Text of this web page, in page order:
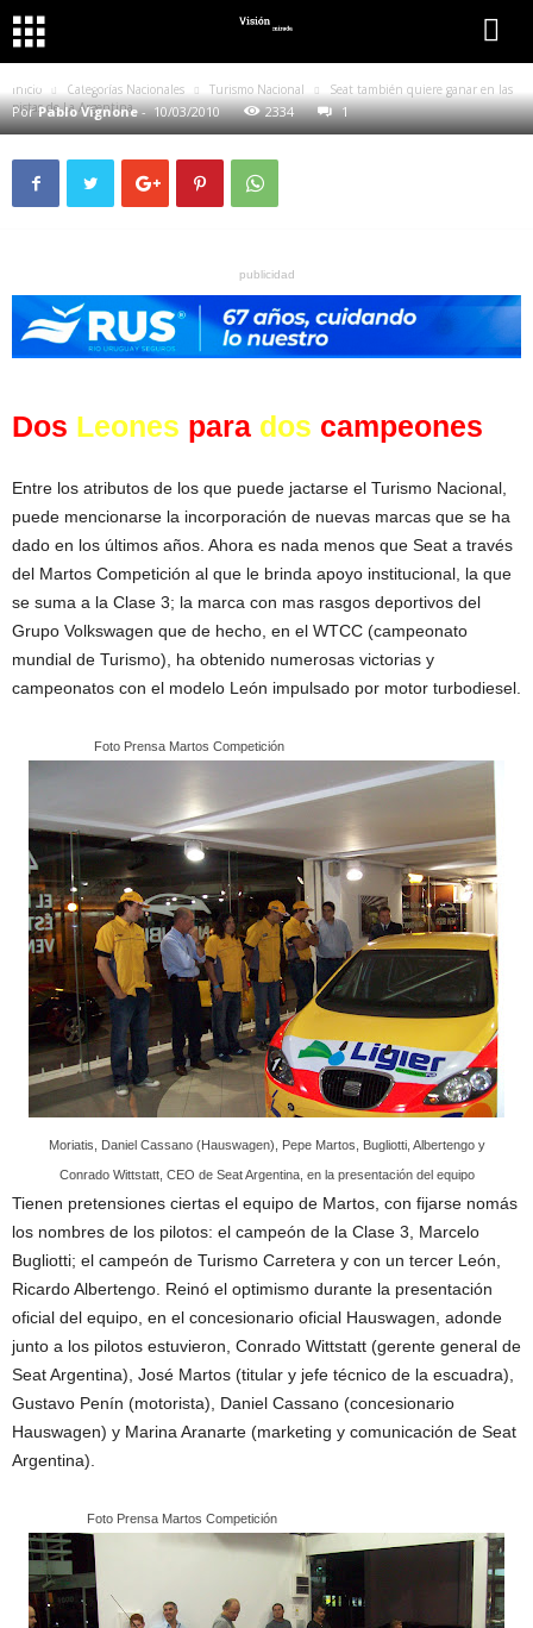
Inicio Categorías Nacionales Turismo Nacional
Seat también quiere ganar en las
pistas de La Argentina
CATEGORÍAS NACIONALES TURISMO NACIONAL
SEAT TAMBIÉN QUIERE GANAR EN LAS PISTAS DE LA
ARGENTINA
Por Pablo Vignone- 10/03/2010 2334 1
publicidad
Dos Leones para dos campeones
Entre los atributos de los que puede jactarse el Turismo Nacional,
puede mencionarse la incorporación de nuevas marcas que se ha
dado en los últimos años. Ahora es nada menos que Seat a través
del Martos Competición al que le brinda apoyo institucional, la que
se suma a la Clase 3; la marca con mas rasgos deportivos del
Grupo Volkswagen que de hecho, en el WTCC (campeonato
mundial de Turismo), ha obtenido numerosas victorias y
campeonatos con el modelo León impulsado por motor turbodiesel.
Foto Prensa Martos Competición
Moriatis, Daniel Cassano (Hauswagen), Pepe Martos, Bugliotti, Albertengo y
Conrado Wittstatt, CEO de Seat Argentina, en la presentación del equipo
Tienen pretensiones ciertas el equipo de Martos, con fijarse nomás
los nombres de los pilotos: el campeón de la Clase 3, Marcelo
Bugliotti; el campeón de Turismo Carretera y con un tercer León,
Ricardo Albertengo. Reinó el optimismo durante la presentación
oficial del equipo, en el concesionario oficial Hauswagen, adonde
junto a los pilotos estuvieron, Conrado Wittstatt (gerente general de
Seat Argentina), José Martos (titular y jefe técnico de la escuadra),
Gustavo Penín (motorista), Daniel Cassano (concesionario
Hauswagen) y Marina Aranarte (marketing y comunicación de Seat
Argentina).
Foto Prensa Martos Competición…………………………………